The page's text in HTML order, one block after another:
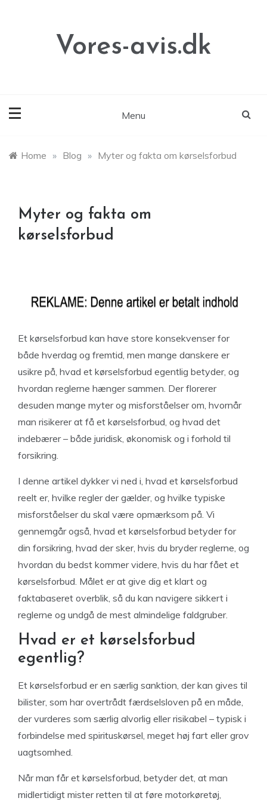
Vores-avis.dk
Menu
Home » Blog » Myter og fakta om kørselsforbud
Myter og fakta om
kørselsforbud
Et kørselsforbud kan have store konsekvenser for
både hverdag og fremtid, men mange danskere er
usikre på, hvad et kørselsforbud egentlig betyder, og
hvordan reglerne hænger sammen. Der florerer
desuden mange myter og misforståelser om, hvornår
man risikerer at få et kørselsforbud, og hvad det
indebærer – både juridisk, økonomisk og i forhold til
forsikring.
I denne artikel dykker vi ned i, hvad et kørselsforbud
reelt er, hvilke regler der gælder, og hvilke typiske
misforståelser du skal være opmærksom på. Vi
gennemgår også, hvad et kørselsforbud betyder for
din forsikring, hvad der sker, hvis du bryder reglerne, og
hvordan du bedst kommer videre, hvis du har fået et
kørselsforbud. Målet er at give dig et klart og
faktabaseret overblik, så du kan navigere sikkert i
reglerne og undgå de mest almindelige faldgruber.
Hvad er et kørselsforbud
egentlig?
Et kørselsforbud er en særlig sanktion, der kan gives til
bilister, som har overtrådt færdselsloven på en måde,
der vurderes som særlig alvorlig eller risikabel – typisk i
forbindelse med spirituskørsel, meget høj fart eller grov
uagtsomhed.
Når man får et kørselsforbud, betyder det, at man
midlertidigt mister retten til at føre motorkøretøj,